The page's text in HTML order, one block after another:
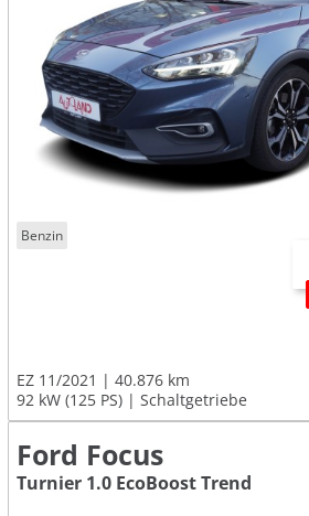
Benzin
EZ 11/2021
40.876 km
92 kW (125 PS)
Schaltgetriebe
Ford Focus
Turnier 1.0 EcoBoost Trend